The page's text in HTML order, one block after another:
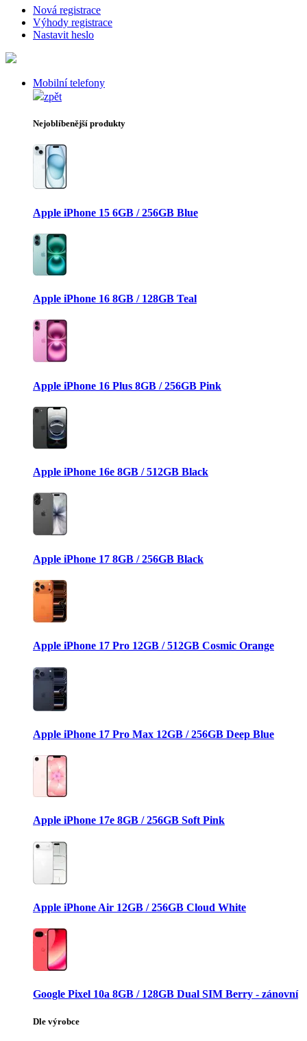
Nová registrace
Výhody registrace
Nastavit heslo
Mobilní telefony
zpět
Nejoblíbenější produkty
Apple iPhone 15 6GB / 256GB Blue
Apple iPhone 16 8GB / 128GB Teal
Apple iPhone 16 Plus 8GB / 256GB Pink
Apple iPhone 16e 8GB / 512GB Black
Apple iPhone 17 8GB / 256GB Black
Apple iPhone 17 Pro 12GB / 512GB Cosmic Orange
Apple iPhone 17 Pro Max 12GB / 256GB Deep Blue
Apple iPhone 17e 8GB / 256GB Soft Pink
Apple iPhone Air 12GB / 256GB Cloud White
Google Pixel 10a 8GB / 128GB Dual SIM Berry - zánovní
Dle výrobce